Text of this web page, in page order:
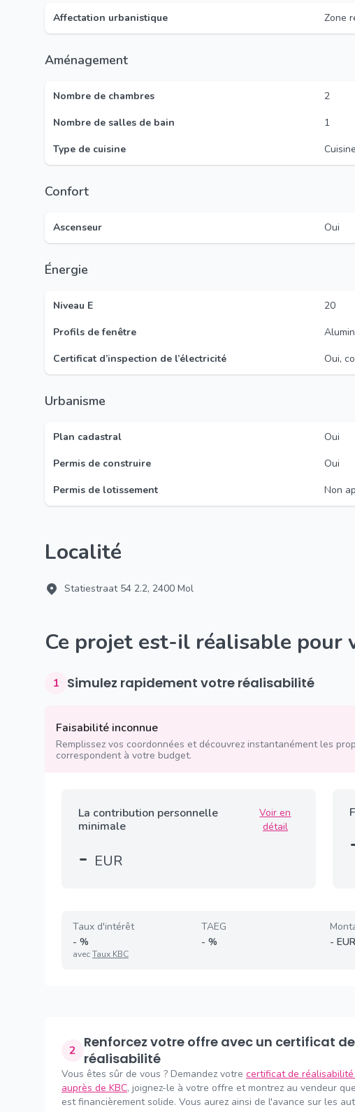
Affectation urbanistique Zone
Aménagement
Nombre de chambres
2
Nombre de salles de bain
1
Type de cuisine
Confort
Ascenseur Oui
Énergie
Niveau E
20
Profils de fenêtre
Certificat d’inspection de l’électricité
Oui,
Urbanisme
Plan cadastral
Oui
Permis de construire
Oui
Permis de lotissement
Non
Localité
Statiestraat 54 2.2, 2400 Mol
Ce projet est-il réalisable pour
1 Simulez rapidement votre réalisabilité
Faisabilité inconnue
Remplissez vos coordonnées et découvrez instantanément les
correspondent à votre budget.
La contribution personnelle
minimale
Voir en
détail
- EUR
Taux d'intérêt
- %
avecTaux KBC
TAEG
- %
- EUR
2 Renforcez votre offre avec un certificat de
réalisabilité
Vous êtes sûr de vous ? Demandez votre certificat de
auprès de KBC, joignez-le à votre offre et montrez au vendeur
est financièrement solide. Vous aurez ainsi de l'avance sur les